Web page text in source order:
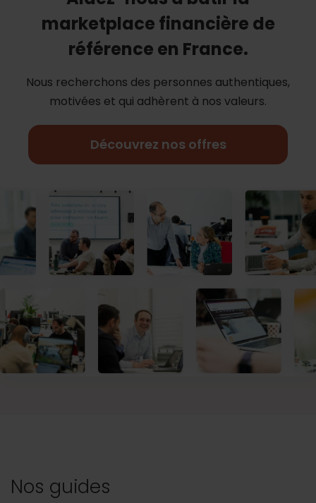
marketplace financière de
référence en France.
Nous recherchons des personnes authentiques,
motivées et qui adhèrent à nos valeurs.
Découvrez nos offres
Nos guides